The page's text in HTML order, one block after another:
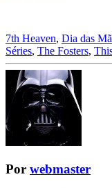
7th Heaven, Dia das
Séries, The Fosters,
Por webmaster